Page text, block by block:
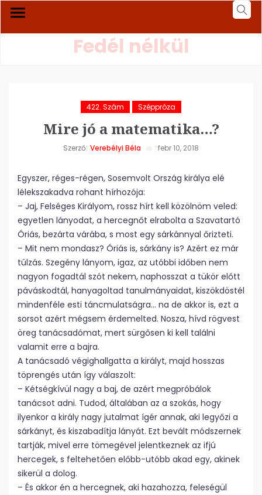
Fedél nélkül
422. Szám Széppróza
Mire jó a matematika…?
Szerző: Verebélyi Béla febr 10, 2018
Egyszer, réges-régen, Sosemvolt Ország királya elé
lélekszakadva rohant hírhozója:
– Jaj, Felséges Királyom, rossz hírt kell közölnöm veled:
egyetlen lányodat, a hercegnőt elrabolta a Szavatartó
Óriás, bezárta várába, s most egy sárkánnyal őrizteti.
– Mit nem mondasz? Óriás is, sárkány is? Azért ez már
túlzás. Szegény lányom, igaz, az utóbbi időben nem
nagyon fogadtál szót nekem, naphosszat a tükör előtt
páváskodtál, hanyagoltad tanulmányaidat, kiszökdöstél
mindenféle esti táncmulatságra… na de akkor is, ezt a
sorsot azért mégsem érdemelted. Nosza, hívd rögvest
öreg tanácsadómat, mert sürgősen ki kell találni
valamit erre a bajra.
A tanácsadó végighallgatta a királyt, majd hosszas
töprengés után így válaszolt:
– Kétségkívül nagy a baj, de azért megpróbálok
tanácsot adni. Tudod, általában az a szokás, hogy
ilyenkor a király nagy jutalmat ígér annak, aki legyőzi a
sárkányt, és kiszabadítja lányát. Ezt bevált módszernek
tartják, mivel erre tömegével jelentkeznek az ifjú
hercegek, s feltehetően előbb-utóbb akad egy, akinek
sikerül a dolog.
– És akkor én a hercegnek, aki hazahozza, feleségül